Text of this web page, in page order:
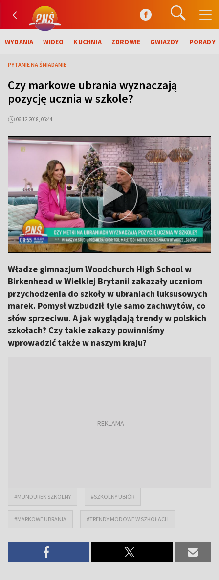
WYDANIA WIDEO KUCHNIA ZDROWIE GWIAZDY PORADY
PYTANIE NA ŚNIADANIE
Czy markowe ubrania wyznaczają
pozycję ucznia w szkole?
06.12.2018, 05:44
Władze gimnazjum Woodchurch High School w
Birkenhead w Wielkiej Brytanii zakazały uczniom
przychodzenia do szkoły w ubraniach luksusowych
marek. Pomysł wzbudził tyle samo zachwytów, co
słów sprzeciwu. A jak wyglądają trendy w polskich
szkołach? Czy takie zakazy powinniśmy
wprowadzić także w naszym kraju?
#MUNDUREK SZKOLNY #SZKOLNY UBIÓR
#MARKOWE UBRANIA #TRENDY MODOWE W SZKOŁACH